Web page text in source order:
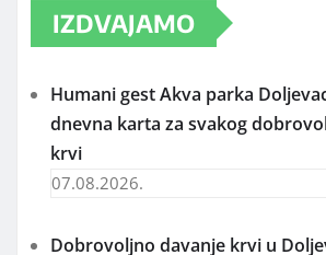
IZDVAJAMO
Humani gest Akva parka
dnevna karta za svakog
krvi
07.08.2026.
Dobrovoljno davanje krvi u